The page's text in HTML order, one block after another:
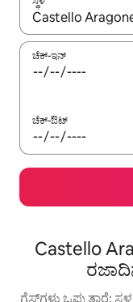
ಫಲಿತಾಂಶಗಳು
ಚೆಕ್-ಇನ್
ಚೆಕ್-ಔಟ್
Castello
ಗೆಸ್ಟ್‌ಗಳು ಒಪ್ಪುತ್ತಾರೆ: